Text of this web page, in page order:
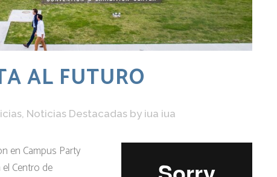
AL FUTURO
, Noticias Destacadas by iua iua
en Campus Party
Centro de